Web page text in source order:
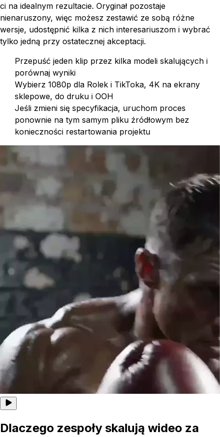
ci na idealnym rezultacie. Oryginał pozostaje
nienaruszony, więc możesz zestawić ze sobą różne
wersje, udostępnić kilka z nich interesariuszom i wybrać
tylko jedną przy ostatecznej akceptacji.
Przepuść jeden klip przez kilka modeli skalujących i
porównaj wyniki
Wybierz 1080p dla Rolek i TikToka, 4K na ekrany
sklepowe, do druku i OOH
Jeśli zmieni się specyfikacja, uruchom proces
ponownie na tym samym pliku źródłowym bez
konieczności restartowania projektu
Dlaczego zespoły skalują wideo za